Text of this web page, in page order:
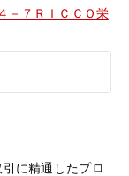
－７ＲＩＣＣＯ栄
に精通したプロ